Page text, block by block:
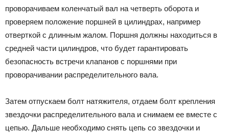
проворачиваем коленчатый вал на четверть оборота и
проверяем положение поршней в цилиндрах, например
отверткой с длинным жалом. Поршня должны находиться в
средней части цилиндров, что будет гарантировать
безопасность встречи клапанов с поршнями при
проворачивании распределительного вала.
Затем отпускаем болт натяжителя, отдаем болт крепления
звездочки распределительного вала и снимаем ее вместе с
цепью. Дальше необходимо снять цепь со звездочки и